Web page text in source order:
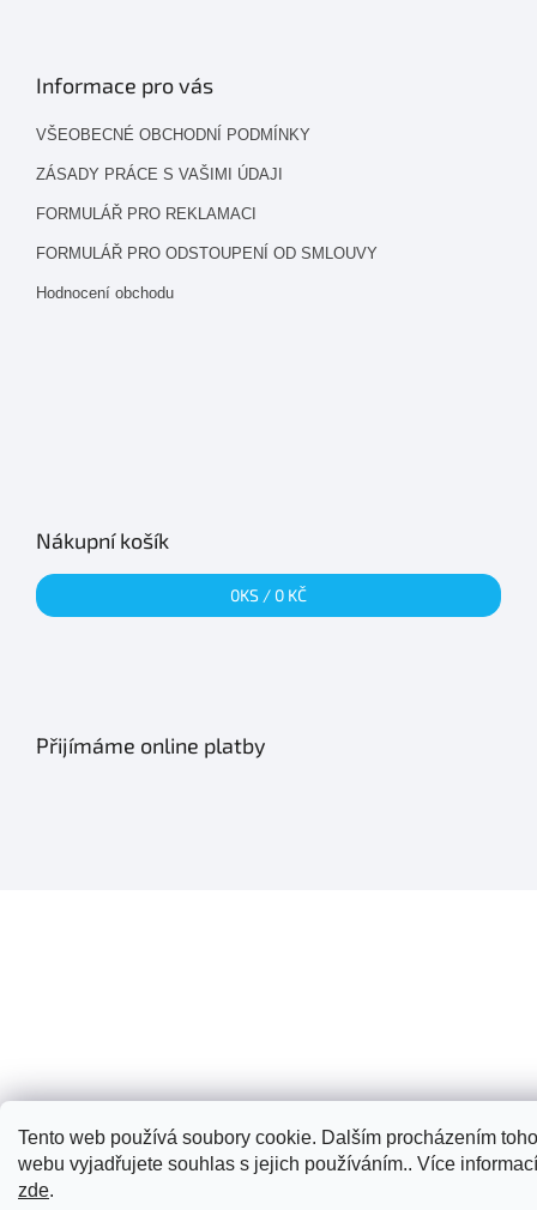
Tento web používá soubory cookie. Dalším procházením
webu vyjadřujete souhlas s jejich používáním.. Více informací
zde.
Informace pro vás
VŠEOBECNÉ OBCHODNÍ PODMÍNKY
ZÁSADY PRÁCE S VAŠIMI ÚDAJI
FORMULÁŘ PRO REKLAMACI
FORMULÁŘ PRO ODSTOUPENÍ OD SMLOUVY
Hodnocení obchodu
Nákupní košík
0KS / 0 KČ
Přijímáme online platby